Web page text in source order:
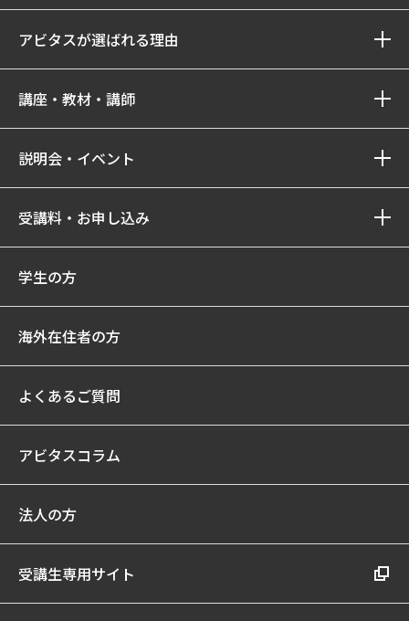
アビタスが選ばれる理由
講座・教材・講師
説明会・イベント
受講料・お申し込み
学生の方
海外在住者の方
よくあるご質問
アビタスコラム
法人の方
受講生専用サイト